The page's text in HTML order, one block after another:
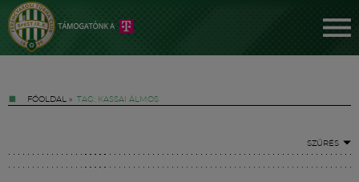
FŐOLDAL » TAG: KASSAI ÁLMOS
SZŰRÉS